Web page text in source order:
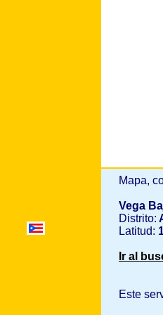
Mapa,
Vega
Distrito:
Latitud:
Ir al
Este